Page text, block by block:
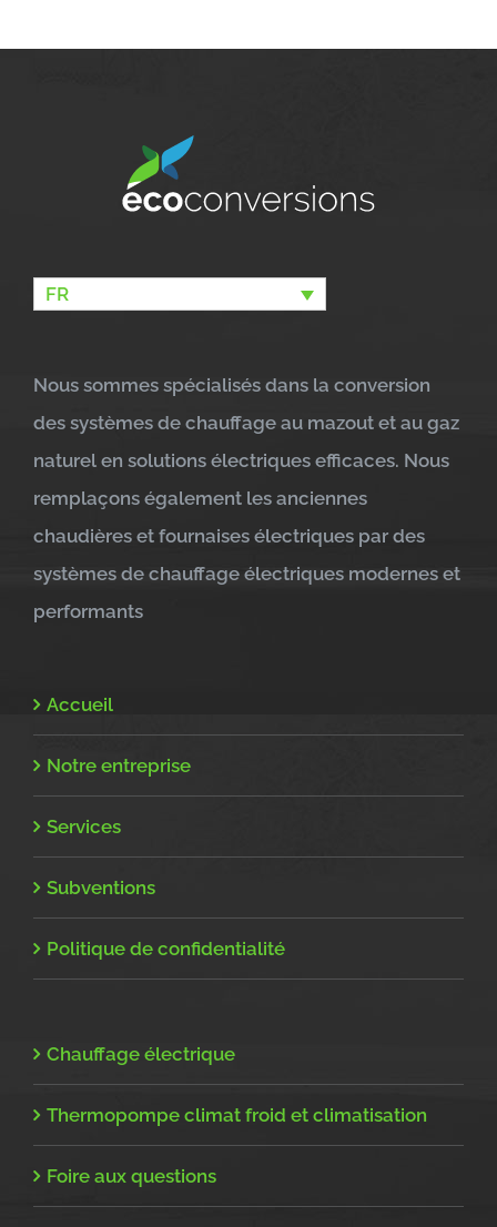
FR
Nous sommes spécialisés dans la conversion
des systèmes de chauffage au mazout et au gaz
naturel en solutions électriques efficaces. Nous
remplaçons également les anciennes
chaudières et fournaises électriques par des
systèmes de chauffage électriques modernes et
performants
Accueil
Notre entreprise
Services
Subventions
Politique de confidentialité
Chauffage électrique
Thermopompe climat froid et climatisation
Foire aux questions